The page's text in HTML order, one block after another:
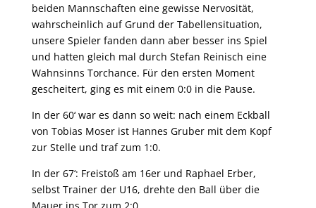
beiden Mannschaften eine gewisse Nervosität,
wahrscheinlich auf Grund der Tabellensituation,
unsere Spieler fanden dann aber besser ins Spiel
und hatten gleich mal durch Stefan Reinisch eine
Wahnsinns Torchance. Für den ersten Moment
gescheitert, ging es mit einem 0:0 in die Pause.
In der 60‘ war es dann so weit: nach einem Eckball
von Tobias Moser ist Hannes Gruber mit dem Kopf
zur Stelle und traf zum 1:0.
In der 67‘: Freistoß am 16er und Raphael Erber,
selbst Trainer der U16, drehte den Ball über die